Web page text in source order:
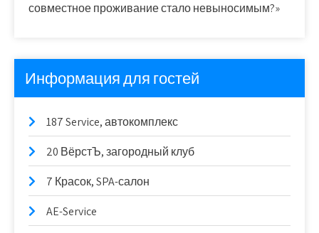
совместное проживание стало невыносимым?»
Информация для гостей
187 Service, автокомплекс
20 ВёрстЪ, загородный клуб
7 Красок, SPA-салон
AE-Service